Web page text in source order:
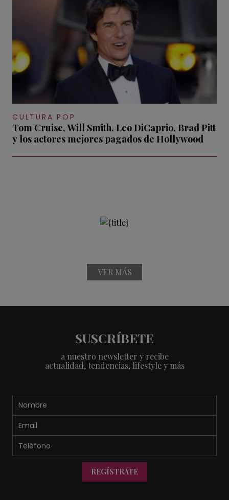
CULTURA POP
Tom Cruise, Will Smith, Leo DiCaprio, Brad Pitt
y los actores mejores pagados de Hollywood
VER MÁS
SUSCRÍBETE
a nuestro newsletter y recibe
actualidad, tendencias, lifestyle y más
REGÍSTRATE